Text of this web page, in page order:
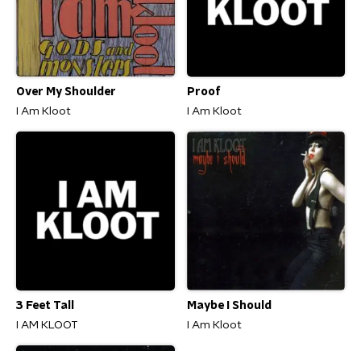
Over My Shoulder
I Am Kloot
Proof
I Am Kloot
3 Feet Tall
I AM KLOOT
Maybe I Should
I Am Kloot